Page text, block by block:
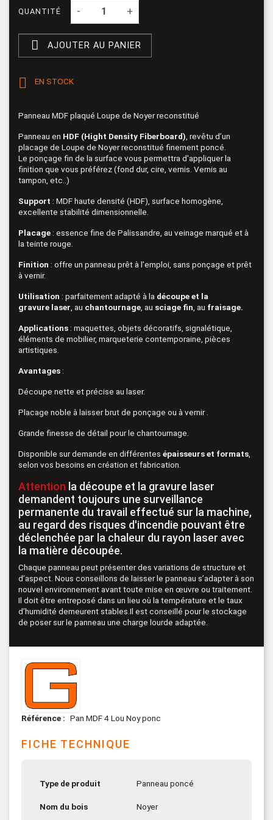
QUANTITÉ - +
 AJOUTER AU PANIER
 EN STOCK
Panneau MDF plaqué Loupe de Noyer reconstitué
Panneau en HDF (Hight Density Fiberboard) , revêtu d’un
placage de Loupe de Noyer reconstitué finement poncé.
Le ponçage fin de la surface vous permettra d'appliquer la
finition que vous préférez (fond dur, cire, vernis. Vernis au
tampon, etc..)
Support : MDF haute densité (HDF), surface homogène,
excellente stabilité dimensionnelle.
Placage : essence fine de Palissandre, au veinage marqué et à
la teinte rouge.
Finition : offre un panneau prêt à l’emploi, sans ponçage et prêt
à vernir.
Utilisation : parfaitement adapté à la découpeet la
gravure laser , au chantournage , au sciage fin , au fraisage.
Applications : maquettes, objets décoratifs, signalétique,
éléments de mobilier, marqueterie contemporaine, pièces
artistiques.
Avantages :
Découpe nette et précise au laser.
Placage noble à laisser brut de ponçage ou à vernir .
Grande finesse de détail pour le chantournage.
Disponible sur demande en différentes épaisseurs et formats
selon vos besoins en création et fabrication.
Attention la découpe et la gravure laser
demandent toujours une surveillance
permanente du travail effectué sur la machine,
au regard des risques d'incendie pouvant être
déclenchée par la chaleur du rayon laser avec
la matière découpée.
Chaque panneau peut présenter des variations de structure et
d’aspect. Nous conseillons de laisser le panneau s’adapter à son
nouvel environnement avant toute mise en œuvre ou traitement.
Il doit être entreposé dans un lieu où la température et le taux
d’humidité demeurent stables.Il est conseillé pour le stockage
de poser sur le panneau une charge lourde adaptée.
Référence Pan MDF 4 Lou Noy ponc
FICHE TECHNIQUE
Type de produit Panneau poncé
Nom du bois Noyer